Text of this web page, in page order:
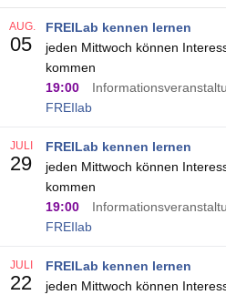
FREILab kennen lernen
jeden Mittwoch können
kommen
19:00
FREIlab
AUG.
05
FREILab kennen lernen
jeden Mittwoch können
kommen
19:00
FREIlab
JULI
29
FREILab kennen lernen
jeden Mittwoch können
JULI
22